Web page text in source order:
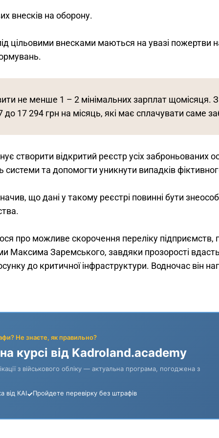
внесків на оборону.
цільовими внесками маються на увазі пожертви
не менше 1 – 2 мінімальних зарплат щомісяця.
до 17 294 грн на місяць, які має сплачувати саме
створити відкритий реєстр усіх заброньованих
системи та допомогти уникнути випадків
що дані у такому реєстрі повинні бути
про можливе скорочення переліку
Максима Заремського, завдяки прозорості
до критичної інфраструктури. Водночас він